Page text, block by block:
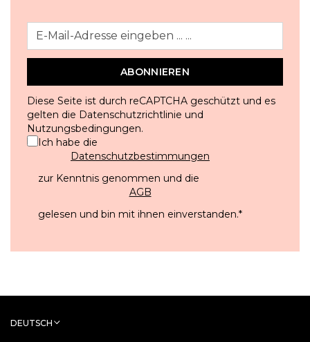
ABONNIEREN
Diese Seite ist durch reCAPTCHA geschützt und es
gelten die Datenschutzrichtlinie und
Nutzungsbedingungen.
Ich habe die
Datenschutzbestimmungen
zur Kenntnis genommen und die
AGB
gelesen und bin mit ihnen einverstanden.*
DEUTSCH